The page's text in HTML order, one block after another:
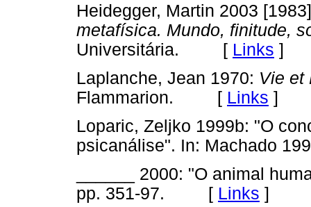
Heidegger, Martin 2003
metafísica. Mundo, finitude,
Universitária. [ Links ]
Laplanche, Jean 1970: Vie et
Flammarion. [ Links ]
Loparic, Zeljko 1999b: "O
psicanálise". In:
______ 2000: "O animal
pp. 351-97. [ Links ]